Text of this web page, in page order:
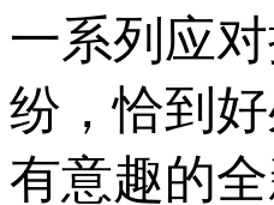
一系列应
纷，恰到
有意趣的